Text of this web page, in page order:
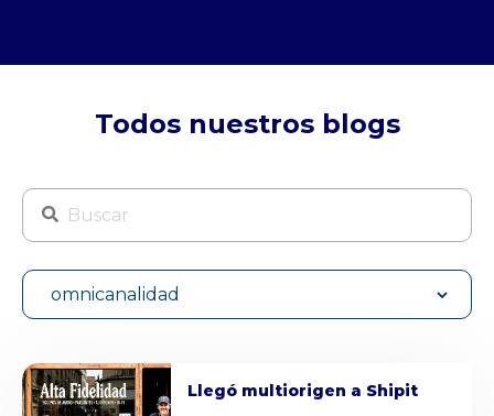
Todos nuestros blogs
omnicanalidad
Llegó multiorigen a Shipit